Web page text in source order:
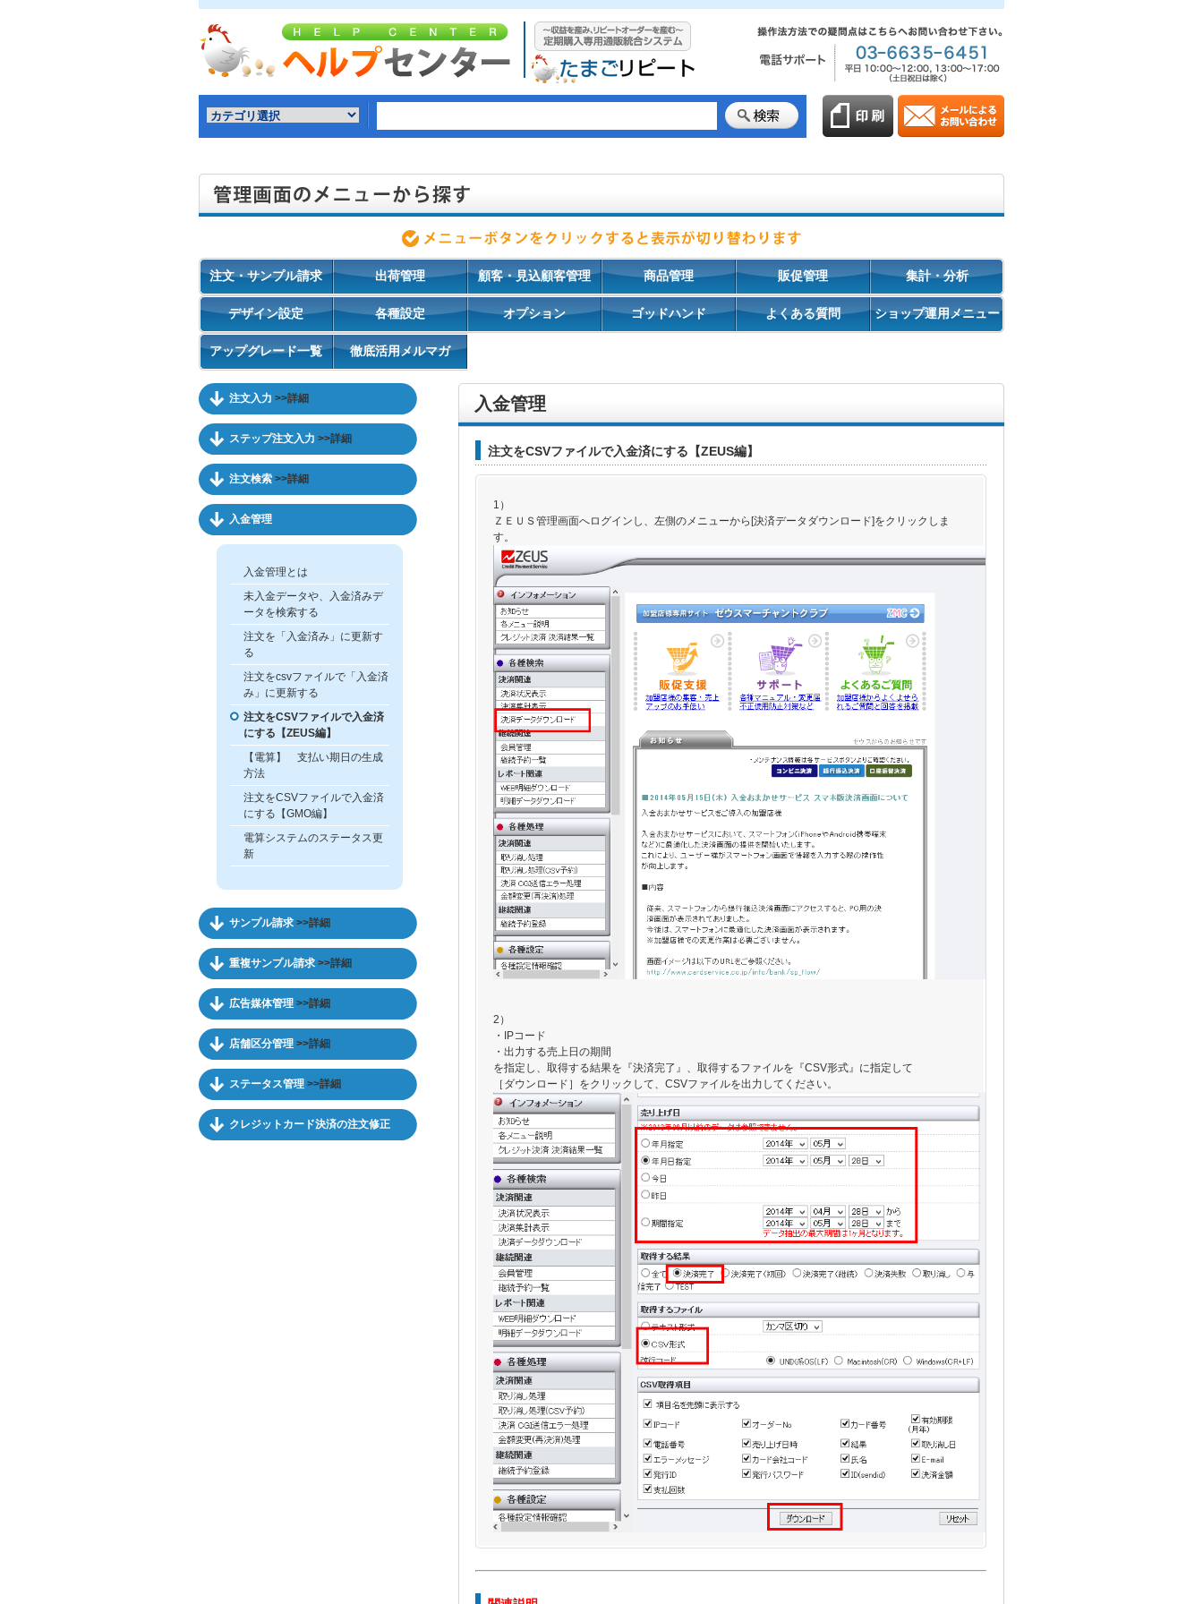
注文・サンプル請求 出荷管理 顧客・見込顧客管理 商品管理 販促管理 集計・分析
デザイン設定 各種設定 オプション ゴッドハンド よくある質問 ショップ運用メニュー
アップグレード一覧 徹底活用メルマガ
注文入力 >>詳細
ステップ注文入力 >>詳細
注文検索 >>詳細
入金管理
入金管理とは
未入金データや、入金済みデ
ータを検索する
注文を「入金済み」に更新す
る
注文をcsvファイルで「入金済
み」に更新する
注文をCSVファイルで入金済
にする【ZEUS編】
【電算】 支払い期日の生成
方法
注文をCSVファイルで入金済
にする【GMO編】
電算システムのステータス更
新
サンプル請求 >>詳細
重複サンプル請求 >>詳細
広告媒体管理 >>詳細
店舗区分管理 >>詳細
ステータス管理 >>詳細
クレジットカード決済の注文修正
入金管理
注文をCSVファイルで入金済にする【ZEUS編】
1）
ＺＥＵＳ管理画面へログインし、左側のメニューから[決済データダウンロード]をクリックしま
す。
2）
・IPコード
・出力する売上日の期間
を指定し、取得する結果を『決済完了』、取得するファイルを『CSV形式』に指定して
［ダウンロード］をクリックして、CSVファイルを出力してください。